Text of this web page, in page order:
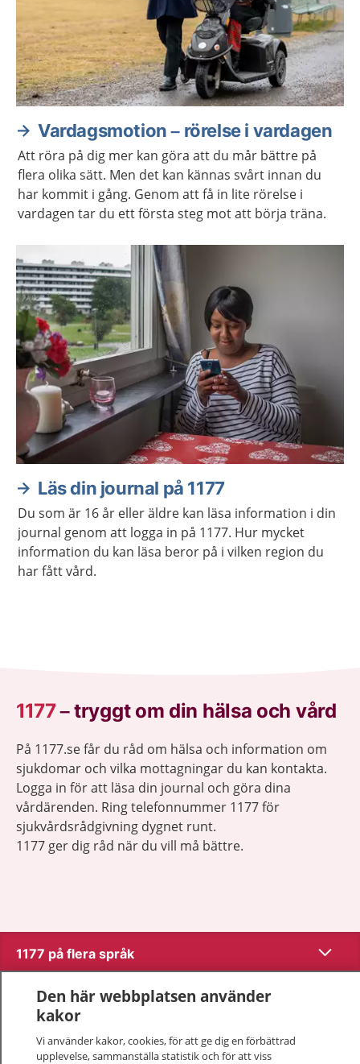
Vardagsmotion – rörelse i vardagen
Att röra på dig mer kan göra att du mår bättre på
flera olika sätt. Men det kan kännas svårt innan du
har kommit i gång. Genom att få in lite rörelse i
vardagen tar du ett första steg mot att börja träna.
Läs din journal på 1177
Du som är 16 år eller äldre kan läsa information i din
journal genom att logga in på 1177. Hur mycket
information du kan läsa beror på i vilken region du
har fått vård.
1177–tryggt om din hälsa och vård
På 1177.se får du råd om hälsa och information om
sjukdomar och vilka mottagningar du kan kontakta.
Logga in för att läsa din journal och göra dina
vårdärenden. Ring telefonnummer 1177 för
sjukvårdsrådgivning dygnet runt.
1177 ger dig råd när du vill må bättre.
1177 på flera språk Visa
Om 1177
Kontakt
Den här webbplatsen använder
kakor
Vi använder kakor, cookies, för att ge dig en förbättrad
upplevelse, sammanställa statistik och för att viss